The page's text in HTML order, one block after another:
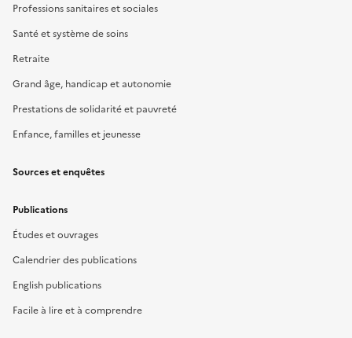
Professions sanitaires et sociales
Santé et système de soins
Retraite
Grand âge, handicap et autonomie
Prestations de solidarité et pauvreté
Enfance, familles et jeunesse
Sources et enquêtes
Publications
Études et ouvrages
Calendrier des publications
English publications
Facile à lire et à comprendre